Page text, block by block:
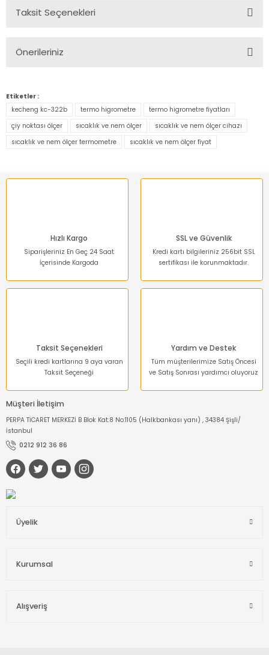
Taksit Seçenekleri
Önerileriniz
konularda yetersiz gördüğünüz noktaları öneri formunu
kullanarak tarafımıza iletebilirsiniz.
Görüş ve önerileriniz için teşekkür ederiz.
Ürün resmi kalitesiz, bozuk veya görüntülenemiyor.
Ürün bilgilerinde hatalar bulunuyor.
Etiketler :
kecheng kc-322b
termo higrometre
termo higrometre fiyatları
çiy noktası ölçer
sıcaklık ve nem ölçer
sıcaklık ve nem ölçer cihazı
sıcaklık ve nem ölçer termometre
sıcaklık ve nem ölçer fiyat
Hızlı Kargo
Siparişleriniz En Geç 24 Saat
İçerisinde Kargoda
SSL ve Güvenlik
Kredi kartı bilgileriniz 256bit SSL
sertifikası ile korunmaktadır.
Taksit Seçenekleri
Seçili kredi kartlarına 9 aya varan
Taksit Seçeneği
Yardım ve Destek
Tüm müşterilerimize Satış Öncesi
ve Satış Sonrası yardımcı oluyoruz
Müşteri İletişim
PERPA TİCARET MERKEZİ B Blok Kat:8 No:1105 (Halkbankası yanı) , 34384 Şişli/
İstanbul
0212 912 36 86
Üyelik
Kurumsal
Alışveriş